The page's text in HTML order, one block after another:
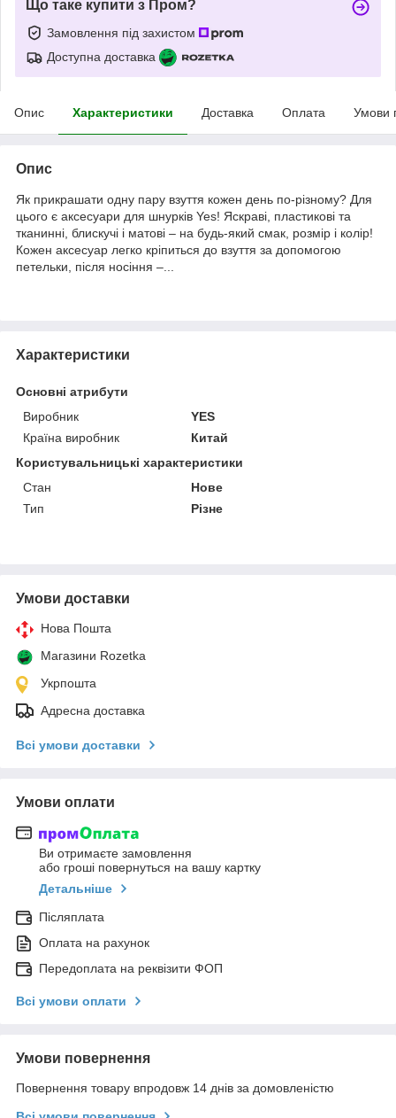
Що таке купити з Пром?
Замовлення під захистом
Доступна доставка
Опис Характеристики Доставка Оплата Умови
Опис
Як прикрашати одну пару взуття кожен день по-різному? Для
цього є аксесуари для шнурків Yes! Яскраві, пластикові та
тканинні, блискучі і матові – на будь-який смак, розмір і колір!
Кожен аксесуар легко кріпиться до взуття за допомогою
петельки, після носіння –...
Характеристики
Основні атрибути
Виробник
YES
Країна виробник
Китай
Користувальницькі характеристики
Стан
Нове
Тип
Різне
Умови доставки
Нова Пошта
Магазини Rozetka
Укрпошта
Адресна доставка
Всі умови доставки
Умови оплати
Ви отримаєте замовлення
або гроші повернуться на вашу картку
Детальніше
Післяплата
Оплата на рахунок
Передоплата на реквізити ФОП
Всі умови оплати
Умови повернення
Повернення товару впродовж 14 днів за домовленістю